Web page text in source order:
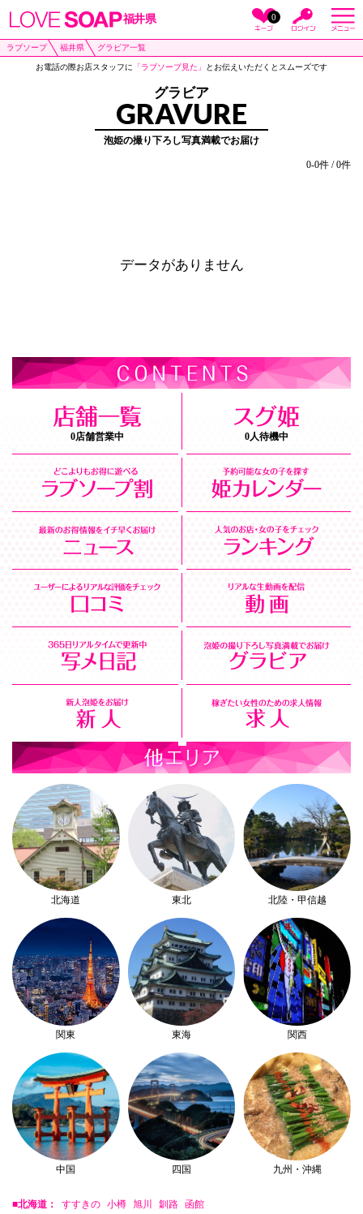
福井県 0
ラブソープ 福井県 グラビア一覧
お電話の際お店スタッフに 「ラブソープ見た」 とお伝えいただくとスムーズです
グラビア
GRAVURE
泡姫の撮り下ろし写真満載でお届け
0-0件 / 0件
データがありません
0店舗営業中 0人待機中
北海道 東北 北陸・甲信越
関東 東海 関西
中国 四国 九州・沖縄
■北海道： すすきの 小樽 旭川 釧路 函館